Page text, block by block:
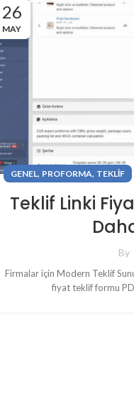
26
MAY
GENEL, PROFORMA, TEKLIF
Teklif Linki
By
Firmalar için Modern Teklif
fiyat teklif formu